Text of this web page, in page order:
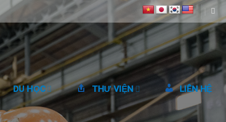
DU HỌC THƯ VIỆN LIÊN HỆ